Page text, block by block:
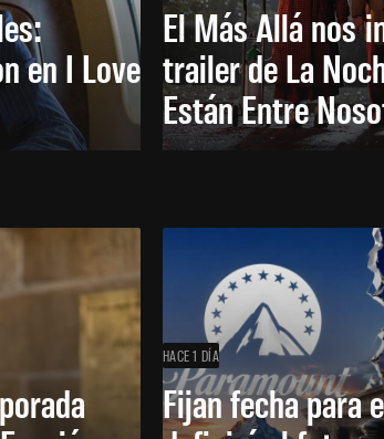
en I Love
El Más Allá nos
trailer de La
Están Entre
HACE 1 DÍA
Fijan fecha para